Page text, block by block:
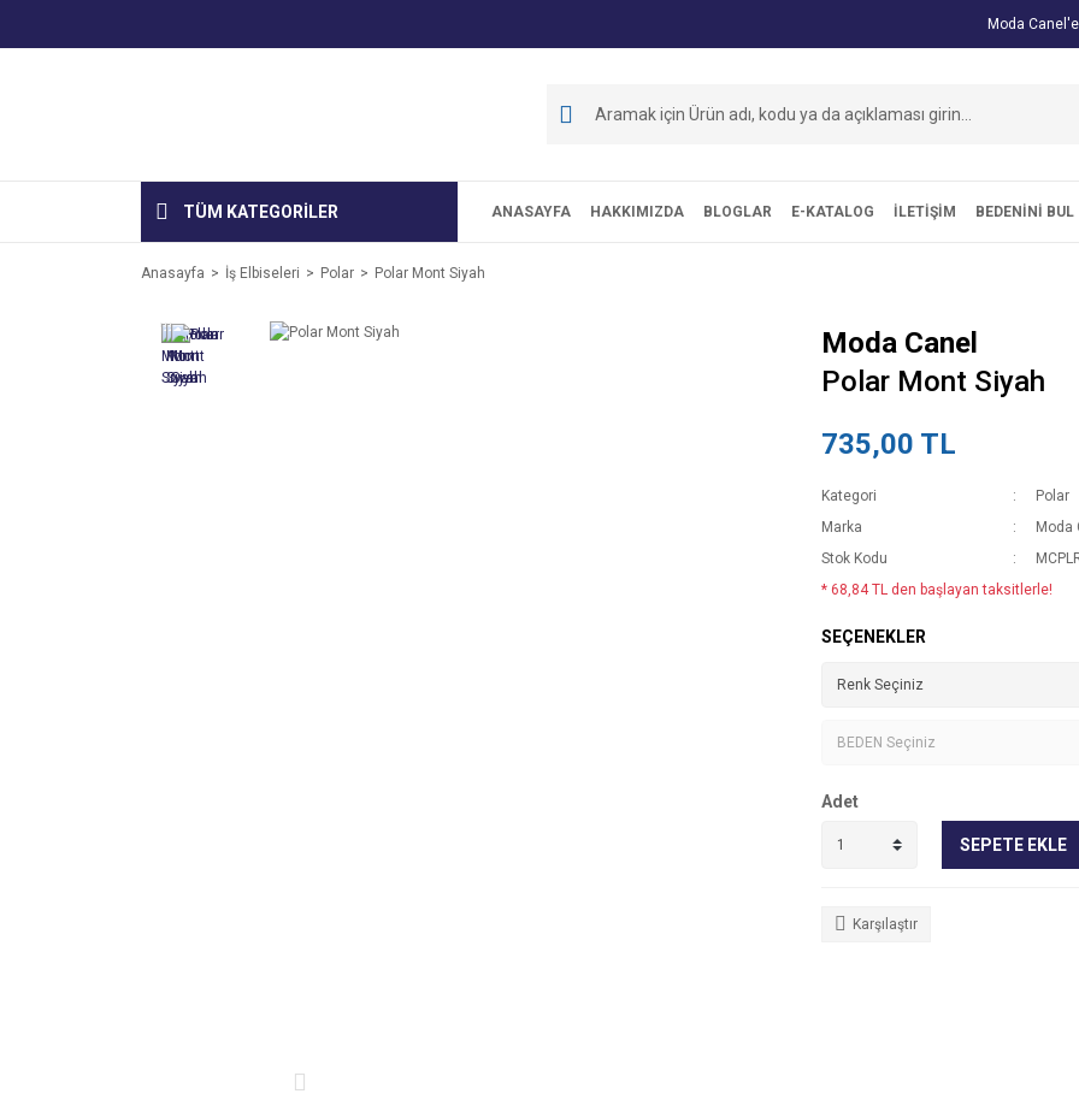
Moda
TÜM KATEGORİLER ANASAYFA HAKKIMIZDA BLOGLAR E-KATALOG İLETİŞİM BEDENİNİ BUL
Anasayfa İş Elbiseleri Polar Polar Mont Siyah
Moda Canel
Polar Mont Siyah
735,00 TL
Kategori
Polar
Marka
Moda
Stok Kodu
* 68,84 TL den başlayan taksitlerle!
SEÇENEKLER
Adet
SEPETE EKLE
Karşılaştır